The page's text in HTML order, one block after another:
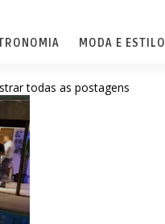
MODA E ESTILO
todas as postagens